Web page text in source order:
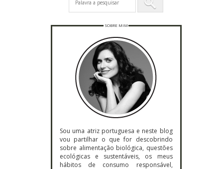
SOBRE MIM
Sou uma atriz portuguesa e neste blog
vou partilhar o que for descobrindo
sobre alimentação biológica, questões
ecológicas e sustentáveis, os meus
hábitos de consumo responsável,